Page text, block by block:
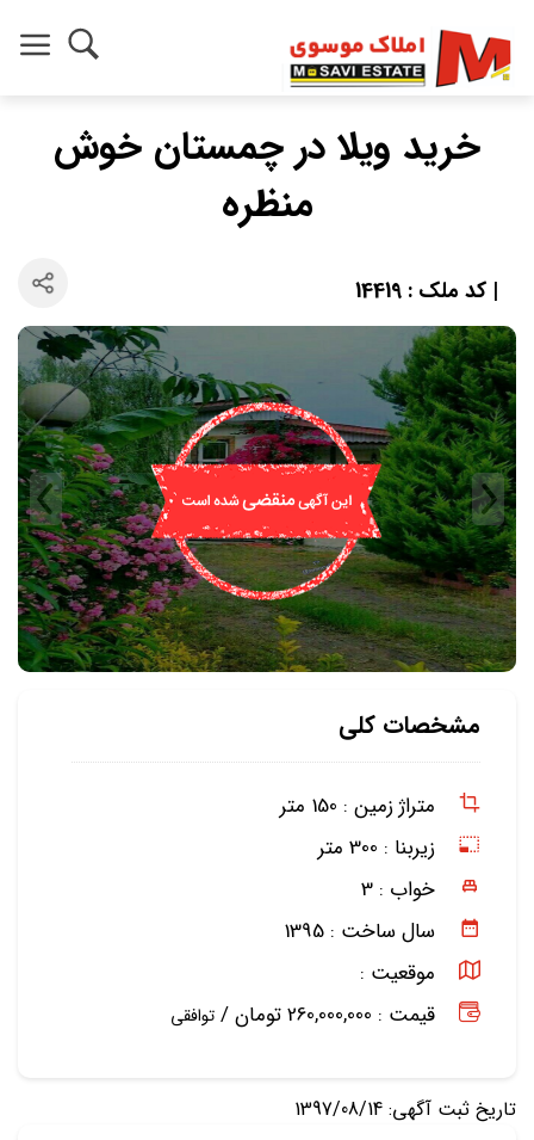
خرید ویلا در چمستان خوش
منظره
| کد ملک : 14419
مشخصات کلی
متراژ زمین : 150 متر
زیربنا : 300 متر
خواب : 3
سال ساخت : 1395
موقعیت :
قیمت : 260,000,000 تومان /
توافقی
تاریخ ثبت آگهی: 1397/08/14